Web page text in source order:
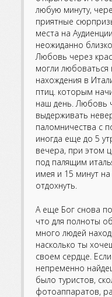
любую минуту,
приятные
места на
неожиданно
Любовь через
могли
нахождения в
птиц. которым
наш день. Любовь
выдерживать
паломничества с
иногда еще до 5
вечера, при этом
под палящим
имея и 15 минут
отдохнуть.
А еще Бог снова
что для полноты
много людей
насколько ты
своем сердце.
непременно
было туристов,
фотоаппаратов,